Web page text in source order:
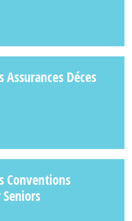
Déces
Conventions